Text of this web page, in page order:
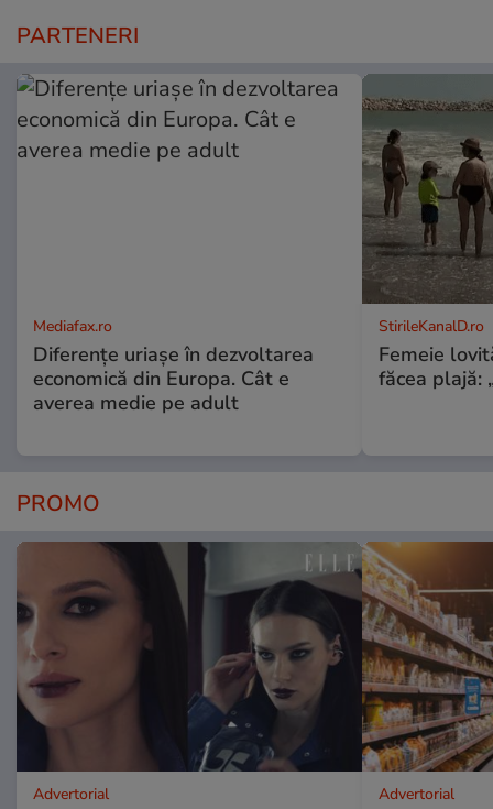
PARTENERI
Mediafax.ro
Diferențe uriașe în dezvoltarea
economică din Europa. Cât e
averea medie pe adult
StirileKanalD.ro
Femeie
făcea plajă:
PROMO
Advertorial Advertorial